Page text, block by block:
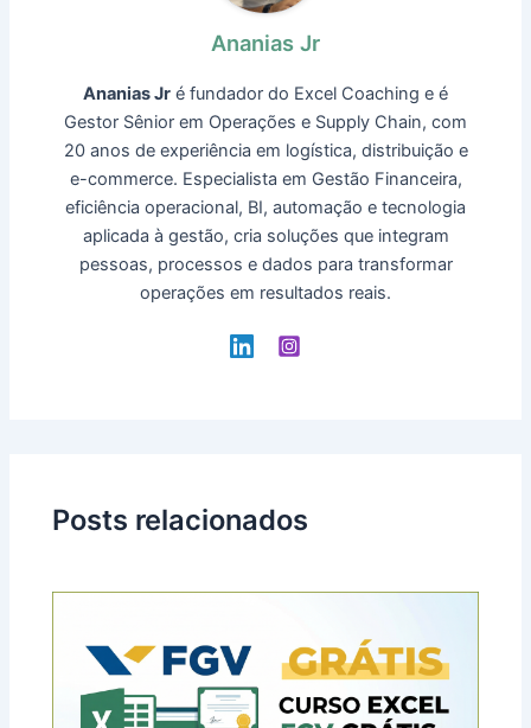
Ananias Jr
Ananias Jr é fundador do Excel Coaching e é
Gestor Sênior em Operações e Supply Chain, com
20 anos de experiência em logística, distribuição e
e-commerce. Especialista em Gestão Financeira,
eficiência operacional, BI, automação e tecnologia
aplicada à gestão, cria soluções que integram
pessoas, processos e dados para transformar
operações em resultados reais.
Posts relacionados